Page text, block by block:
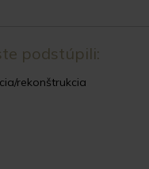
podstúpili:
rekonštrukcia